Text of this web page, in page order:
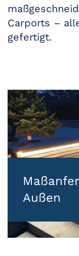
Carports –
gefertigt.
Außen